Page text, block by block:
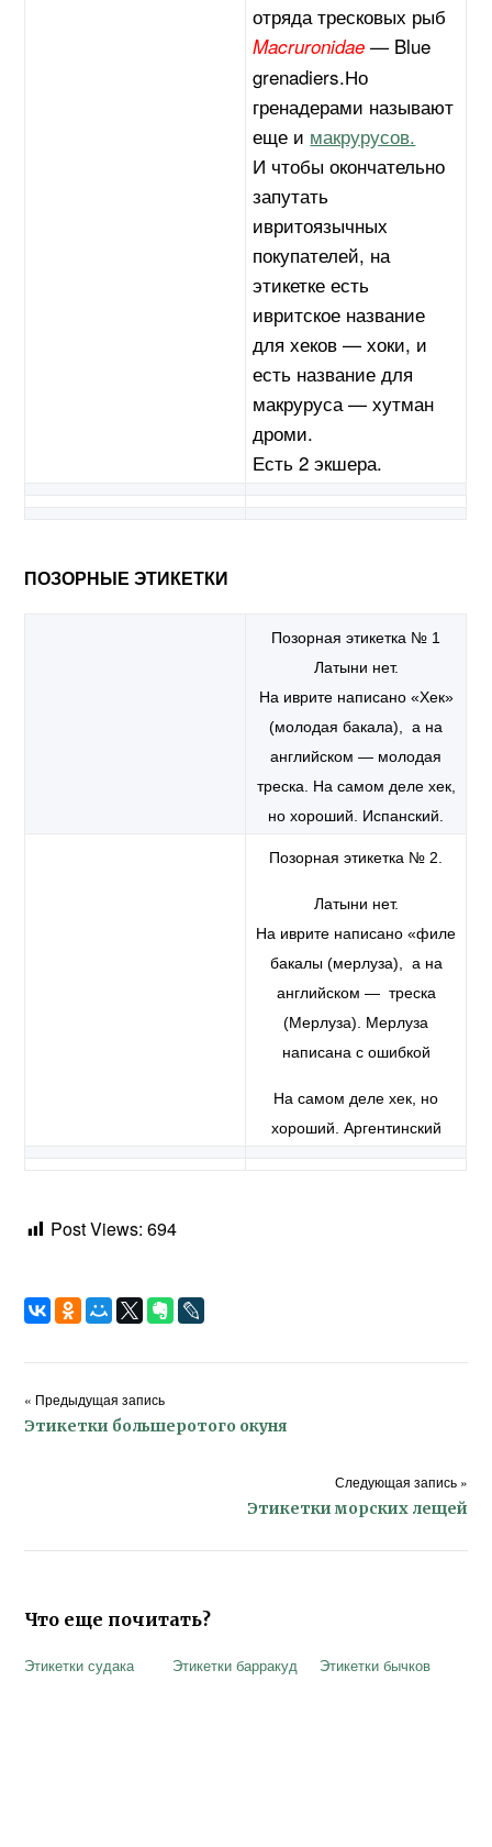
отряда тресковых рыб
Macruronidae — Blue
grenadiers.Но
гренадерами называют
еще и макрурусов.
И чтобы окончательно
запутать
ивритоязычных
покупателей, на
этикетке есть
ивритское название
для хеков — хоки, и
есть название для
макруруса — хутман
дроми.
Есть 2 экшера.
ПОЗОРНЫЕ ЭТИКЕТКИ
Позорная этикетка № 1
Латыни нет.
На иврите написано «Хек»
(молодая бакала), а на
английском — молодая
треска. На самом деле хек,
но хороший. Испанский.
Позорная этикетка № 2.
Латыни нет.
На иврите написано «филе
бакалы (мерлуза), а на
английском — треска
(Мерлуза). Мерлуза
написана с ошибкой
На самом деле хек, но
хороший. Аргентинский
Post Views: 694
« Предыдущая запись
Этикетки большеротого окуня
Следующая запись »
Этикетки морских лещей
Что еще почитать?
Этикетки судака Этикетки барракуд Этикетки бычков